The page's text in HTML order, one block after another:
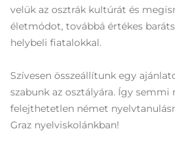
velük az osztrák kultúrát és
életmódot, továbbá értékes
helybeli fiatalokkal.
Szívesen összeállítunk egy
szabunk az osztályára. Így semmi
felejthetetlen német
Graz nyelviskolánkban!